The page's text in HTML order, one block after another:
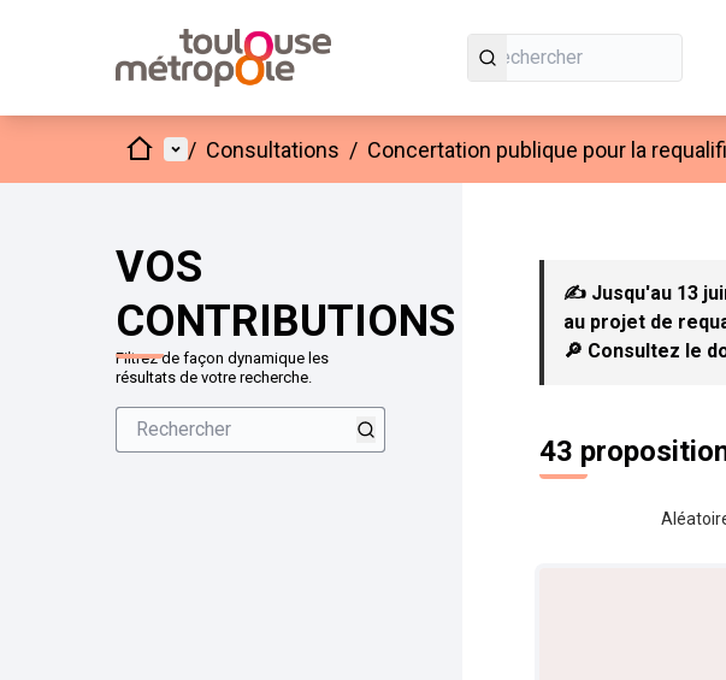
AccueilMenu principal
/ Consultations / Concertation publique pour la
VOS
CONTRIBUTIONS
Filtrez de façon dynamique les
résultats de votre recherche.
✍ Jusqu'au 13
au projet de
🔎 Consultez le
43